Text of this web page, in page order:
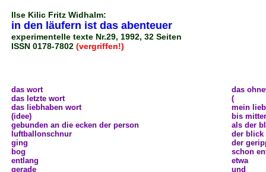
Ilse Kilic Fritz Widhalm:
in den läufern ist das abenteuer
experimentelle texte Nr.29, 1992, 32 Seiten
ISSN 0178-7802 (vergriffen!)
das wort
das letzte wort
das liebhaben wort
(idee)
gebunden an die ecken der person
luftballonschnur
ging
bog
entlang
gerade
das
(
mein
bis
als der
der blick
der
schon
etwa
und